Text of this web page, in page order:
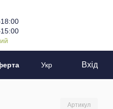
Укр Вхід
Артикул